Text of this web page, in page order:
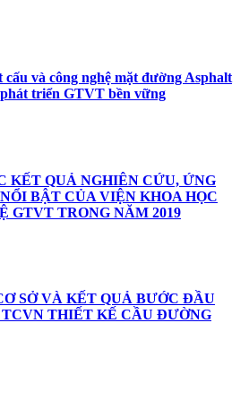
cấu và công nghệ mặt đường Asphalt
triển GTVT bền vững
KẾT QUẢ NGHIÊN CỨU, ỨNG
BẬT CỦA VIỆN KHOA HỌC
GTVT TRONG NĂM 2019
SỞ VÀ KẾT QUẢ BƯỚC ĐẦU
THIẾT KẾ CẦU ĐƯỜNG